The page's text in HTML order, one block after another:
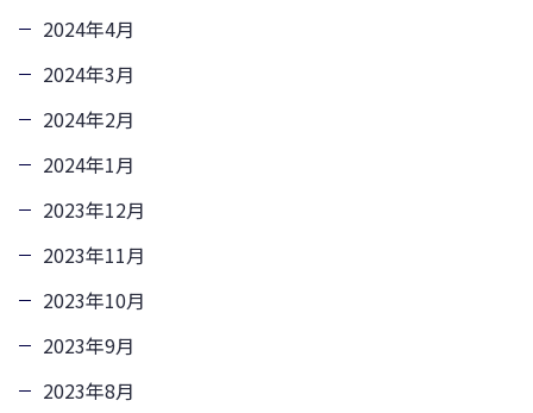
2024年4月
2024年3月
2024年2月
2024年1月
2023年12月
2023年11月
2023年10月
2023年9月
2023年8月